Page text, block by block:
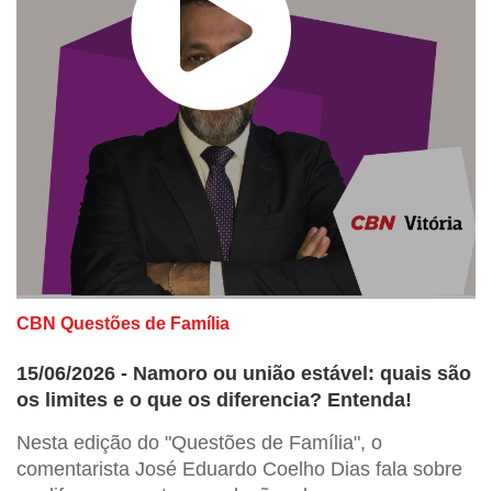
CBN Questões de Família
15/06/2026 - Namoro ou união estável: quais são
os limites e o que os diferencia? Entenda!
Nesta edição do "Questões de Família", o
comentarista José Eduardo Coelho Dias fala sobre